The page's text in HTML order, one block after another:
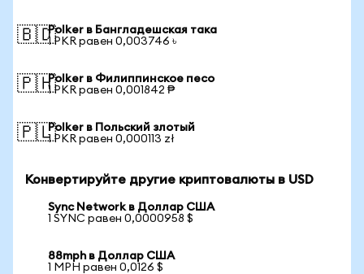
🇧🇩Polker в Бангладешская така
1 PKR равен 0,003746 ৳
🇵🇭Polker в Филиппинское песо
1 PKR равен 0,001842 ₱
🇵🇱Polker в Польский злотый
1 PKR равен 0,000113 zł
Конвертируйте другие криптовалюты в USD
Sync Network в Доллар США
1 SYNC равен 0,0000958 $
88mph в Доллар США
1 MPH равен 0,0126 $